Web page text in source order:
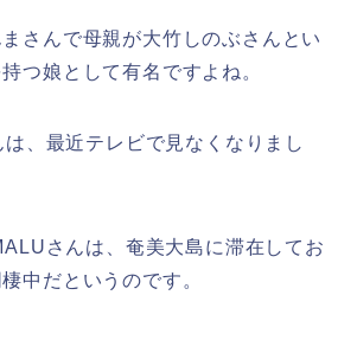
さんで母親が大竹しのぶさんとい
つ娘として有名ですよね。
、最近テレビで見なくなりまし
さんは、奄美大島に滞在してお
中だというのです。